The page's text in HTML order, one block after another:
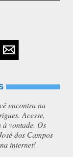
encontra na
Acesse,
à vontade. Os
dos Campos
internet!